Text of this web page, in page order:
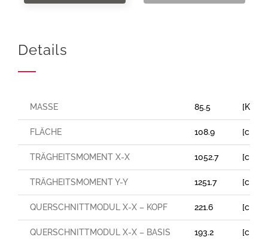
Details
MASSE 85.5 [Kg/
FLÄCHE 108.9 [cm²]
TRÄGHEITSMOMENT X-X 1052.7 [cm⁴]
TRÄGHEITSMOMENT Y-Y 1251.7 [cm⁴]
QUERSCHNITTMODUL X-X – KOPF 221.6 [cm³]
QUERSCHNITTMODUL X-X – BASIS 193.2 [cm³]